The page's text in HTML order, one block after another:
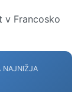
v Francosko
NAJNIŽJA